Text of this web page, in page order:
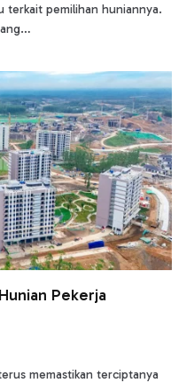
terkait pemilihan huniannya.
Pekerja
memastikan terciptanya